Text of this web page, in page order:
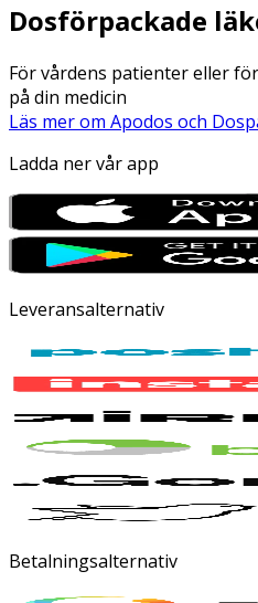
Dosförpackade
För vårdens patienter eller
på din medicin
Läs mer om Apodos och
Ladda ner vår app
Leveransalternativ
Betalningsalternativ